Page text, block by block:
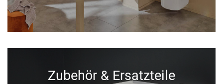
Zubehör & Ersatzteile